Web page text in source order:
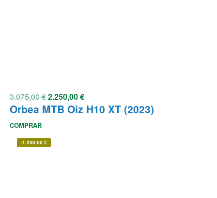
3.075,00€2.250,00€
Orbea MTB Oiz H10 XT (2023)
COMPRAR
-1.200,00 €